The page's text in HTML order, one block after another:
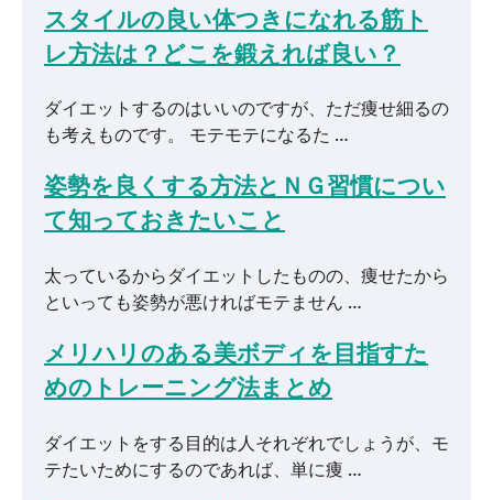
スタイルの良い体つきになれる筋ト
レ方法は？どこを鍛えれば良い？
ダイエットするのはいいのですが、ただ痩せ細るの
も考えものです。 モテモテになるた …
姿勢を良くする方法とＮＧ習慣につい
て知っておきたいこと
太っているからダイエットしたものの、痩せたから
といっても姿勢が悪ければモテません …
メリハリのある美ボディを目指すた
めのトレーニング法まとめ
ダイエットをする目的は人それぞれでしょうが、モ
テたいためにするのであれば、単に痩 …